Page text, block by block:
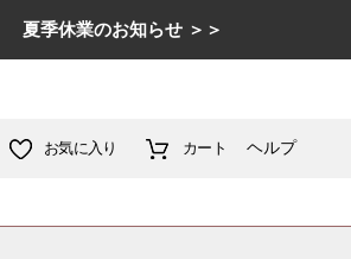
夏季休業のお知らせ ＞＞
お気に入り カート ヘルプ